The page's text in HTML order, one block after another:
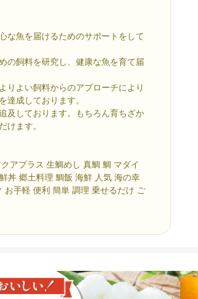
な魚を届けるためのサポートをして
の飼料を研究し、健康な魚を育て届
りよい飼料からのアプローチにより
達成しております。
及しております。もちろん育ちざか
けます。
アプラス 生鯛めし 真鯛 鯛 マダイ
丼 郷土料理 鯛飯 海鮮 人気 海の幸
お手軽 便利 簡単 調理 乗せるだけ ご